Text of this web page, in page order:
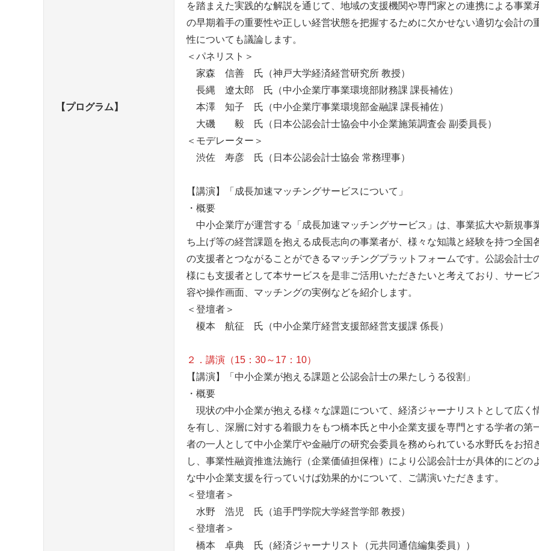
【プログラム】
を踏まえた実践的な解説を通じて、地域の支援機関や専門家との連携による事業
の早期着手の重要性や正しい経営状態を把握するために欠かせない適切な会計の
性についても議論します。
＜パネリスト＞
家森 信善 氏（神戸大学経済経営研究所 教授）
長縄 遼太郎 氏（中小企業庁事業環境部財務課 課長補佐）
本澤 知子 氏（中小企業庁事業環境部金融課 課長補佐）
大磯 毅 氏（日本公認会計士協会中小企業施策調査会 副委員長）
＜モデレーター＞
渋佐 寿彦 氏（日本公認会計士協会 常務理事）
【講演】「成長加速マッチングサービスについて」
・概要
中小企業庁が運営する「成長加速マッチングサービス」は、事業拡大や新規事
ち上げ等の経営課題を抱える成長志向の事業者が、様々な知識と経験を持つ全国
の支援者とつながることができるマッチングプラットフォームです。公認会計士
様にも支援者として本サービスを是非ご活用いただきたいと考えており、サービ
容や操作画面、マッチングの実例などを紹介します。
＜登壇者＞
榎本 航征 氏（中小企業庁経営支援部経営支援課 係長）
２．講演（15：30～17：10）
【講演】「中小企業が抱える課題と公認会計士の果たしうる役割」
・概要
現状の中小企業が抱える様々な課題について、経済ジャーナリストとして広く
を有し、深層に対する着眼力をもつ橋本氏と中小企業支援を専門とする学者の第
者の一人として中小企業庁や金融庁の研究会委員を務められている水野氏をお招
し、事業性融資推進法施行（企業価値担保権）により公認会計士が具体的にどの
な中小企業支援を行っていけば効果的かについて、ご講演いただきます。
＜登壇者＞
水野 浩児 氏（追手門学院大学経営学部 教授）
＜登壇者＞
橋本 卓典 氏（経済ジャーナリスト（元共同通信編集委員））